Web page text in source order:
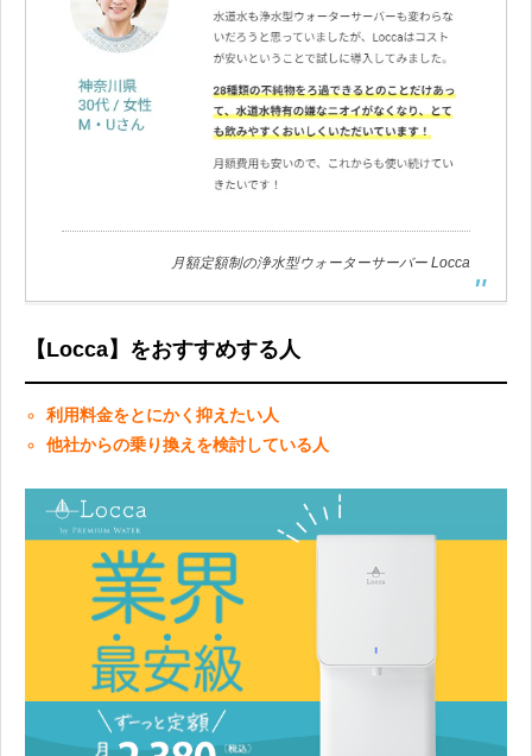
月額定額制の浄水型ウォーターサーバー Locca
【Locca】をおすすめする人
利用料金をとにかく抑えたい人
他社からの乗り換えを検討している人